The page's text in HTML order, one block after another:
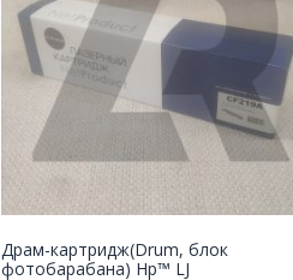
Драм-картридж(Drum, блок
фотобарабана) Нp™ LJ